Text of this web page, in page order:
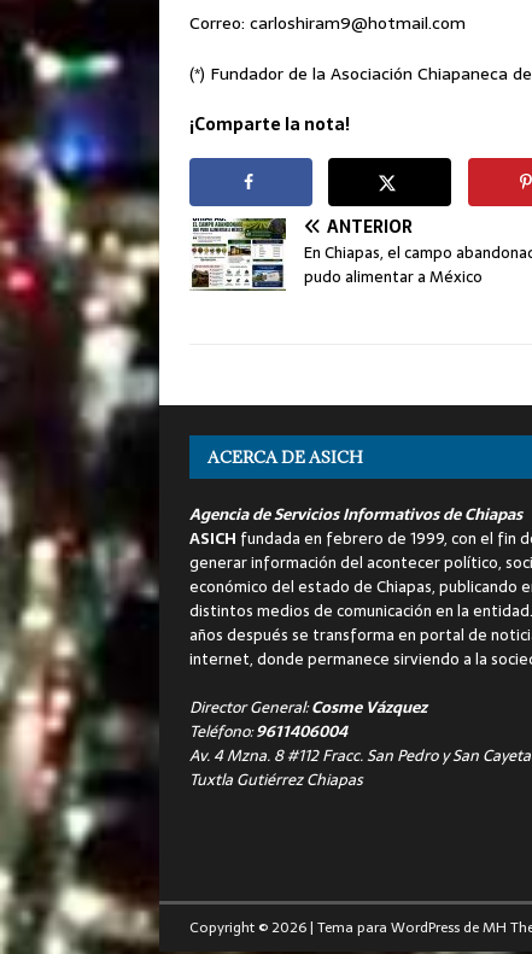
Correo: carloshiram9@hotmail.com
(*) Fundador de la Asociación Chiapaneca
¡Comparte la nota!
ANTERIOR
En Chiapas, el campo
pudo alimentar a México
ACERCA DE ASICH
Agencia de Servicios Informativos de Chiapas
ASICH fundada en febrero de 1999, con el fin
generar información del acontecer político,
económico del estado de Chiapas, publicando
distintos medios de comunicación en la
años después se transforma en portal de
internet, donde permanece sirviendo a la
Director General:Cosme Vázquez
Teléfono:9611406004
Av. 4 Mzna. 8 #112 Fracc. San Pedro y San
Tuxtla Gutiérrez Chiapas
Copyright © 2026 | Tema para WordPress deMH